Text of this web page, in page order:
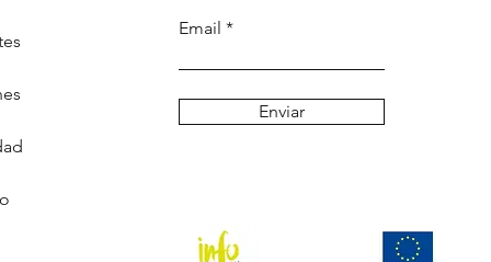
Email
Enviar